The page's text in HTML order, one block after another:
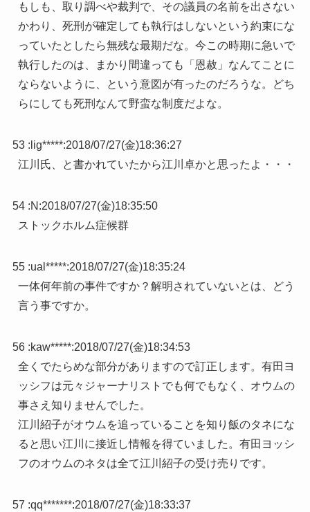
もしも、取り調べや裁判で、その議員の名前を出さない
かわり、死刑が確定しても執行はしないという約束にな
っていたとしたら無残な最期だな。今この時期に急いで
執行したのは、まかり間違っても「恩赦」なんてことに
ならないように、という意図が有ったのだろうな。どち
らにしても死刑なんて野蛮な制度だよな。
53 : lig*****:2018/07/27(金)18:36:27
江川氏、と書かれていたから江川卓かと思ったよ・・・
54 :N :2018/07/27(金)18:35:50
ストックホルム症候群
55 :ual*****:2018/07/27(金)18:35:24
一体何年前の事件ですか？解明されていないとは、どう
言う事ですか。
56 :kaw*****:2018/07/27(金)18:34:53
全くでたらめな部分がありますので訂正します。有田ヨ
ッシフは元々ジャーナリストでも何でもなく、オウムの
事さえ知りませんでした。
江川紹子がオウムを追っていることを知り飯のタネにな
ると思い江川に接近し情報を得ていました。有田ヨッシ
フのオウムのネタは全て江川紹子の受け売りです。
57 :qq*******:2018/07/27(金)18:33:37